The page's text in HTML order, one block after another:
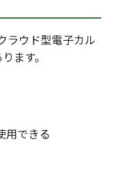
ラウド型電子カル
ます。
用できる